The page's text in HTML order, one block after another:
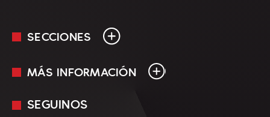
SECCIONES
En Vivo
MÁS INFORMACIÓN
Mediakit
SEGUINOS